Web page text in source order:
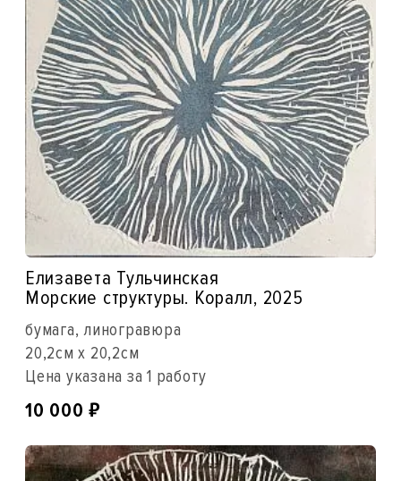
Елизавета Тульчинская
Морские структуры. Коралл, 2025
бумага, линогравюра
20,2см x 20,2см
Цена указана за 1 работу
10 000₽